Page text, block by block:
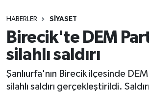
HABERLER SIYASET
Birecik'te DEM
silahlı saldırı
Şanlıurfa'nın Birecik ilçesinde
silahlı saldırı gerçekleştirildi.
Gündem
Kültür
Magazin
Tüm Manşetler
Son Dakika Haberleri
Haber Arşivi